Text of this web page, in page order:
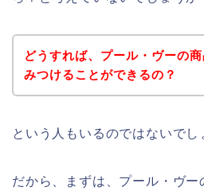
どうすれば、プール・ヴーの
みつけることができるの？
という人もいるのではないでし
だから、まずは、プール・ヴ